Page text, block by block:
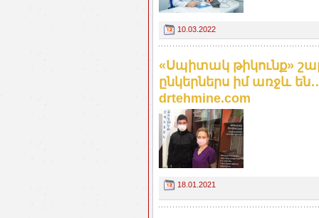
10.03.2022
«Սպիտակ թիկունք»
ընկերներս իմ առջև
drtehmine.com
18.01.2021